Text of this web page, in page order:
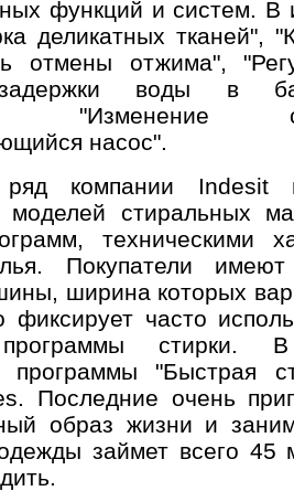
функций и систем. В
деликатных тканей",
отмены отжима",
воды в
"Изменение
насос".
компании Indesit
моделей стиральных
техническими
Покупатели
ширина которых
фиксирует часто
программы стирки.
программы "Быстрая
Последние очень
образ жизни и
займет всего 45